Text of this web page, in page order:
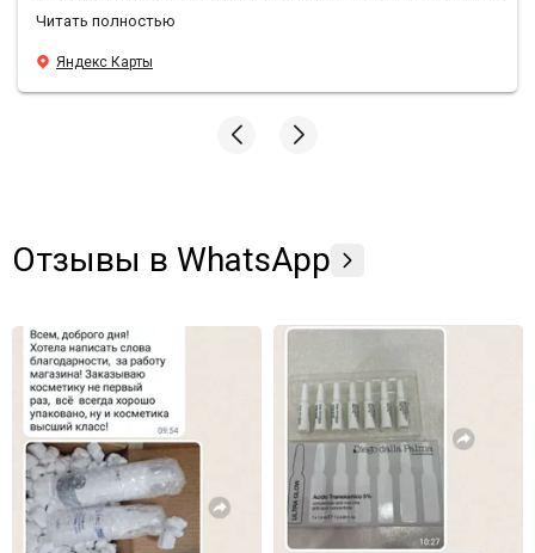
заказами подарочки❤️ Эффект от антивозрастной
уходовой косметики просто вау, средства действительно
борятся с морщинами, лицо свежее и блестящее, даже в
те моменты, когда хронический недосып. У Sunshine
знакомым рекомендую заказывать здесь🫶🏼
Читать полностью
Яндекс Карты
Отзывы в WhatsApp